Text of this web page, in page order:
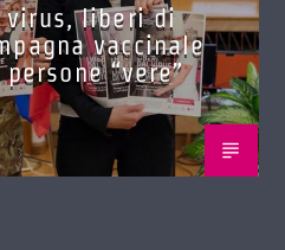
virus, liberi di
vaccinale
“vere”